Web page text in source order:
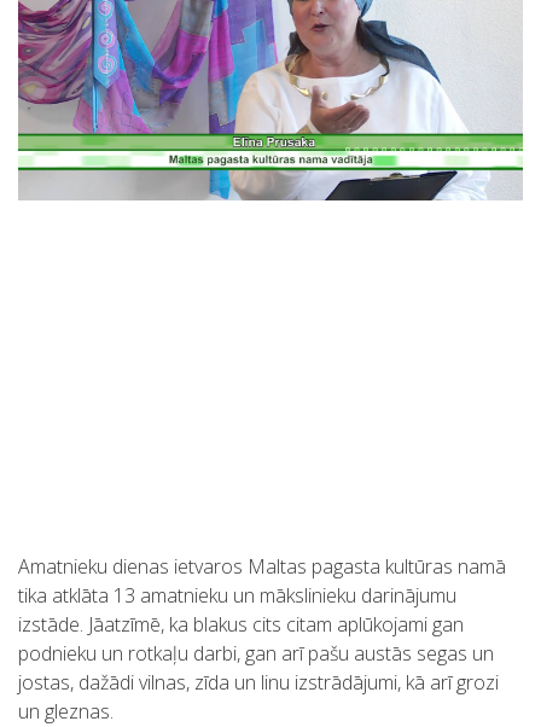
Amatnieku dienas ietvaros Maltas pagasta kultūras namā
tika atklāta 13 amatnieku un mākslinieku darinājumu
izstāde. Jāatzīmē, ka blakus cits citam aplūkojami gan
podnieku un rotkaļu darbi, gan arī pašu austās segas un
jostas, dažādi vilnas, zīda un linu izstrādājumi, kā arī grozi
un gleznas.